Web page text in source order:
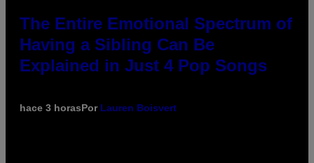
The Entire Emotional Spectrum of
Having a Sibling Can Be
Explained in Just 4 Pop Songs
hace 3 horasPor Lauren Boisvert